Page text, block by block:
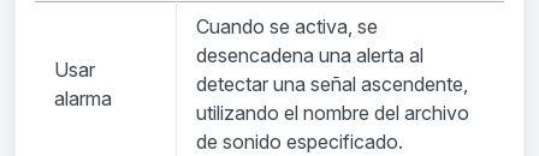
Usar
alarma
Cuando se activa, se
desencadena una alerta al
detectar una señal ascendente,
utilizando el nombre del archivo
de sonido especificado.